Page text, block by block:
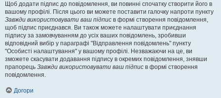
Щоб додати підпис до повідомлення, ви повинні спочатку створити його в
вашому профілі. Після цього ви можете поставити галочку напроти пункту
Завжди використовувати ваш підпис в формі створення повідомлення,
щоб підпис приєднався. Ви також можете налаштувати приєднання
підпису за замовчуванням до усіх ваших повідомлень, зробивши
відповідний вибір у параграфі "Відправлення повідомлень" пункту
"Особисті налаштування" у вашому профілі. Незважаючи на це, ви
зможете скасувати додавання підпису в окремих повідомлення, знявши
прапорець Завжди використовувати ваш підпис в формі створення
повідомлення.
Догори